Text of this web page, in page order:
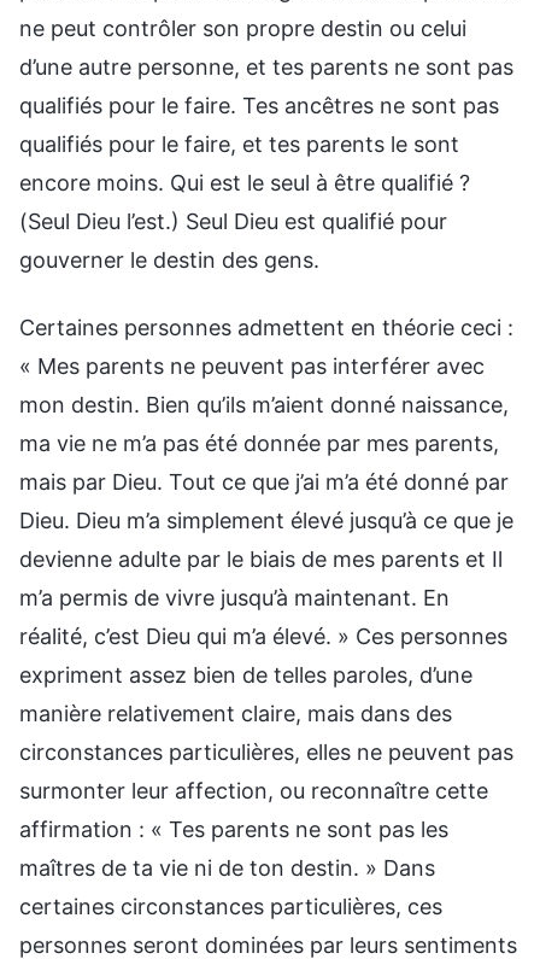
Certaines personnes admettent en théorie ceci :
« Mes parents ne peuvent pas interférer avec
mon destin. Bien qu’ils m’aient donné naissance,
ma vie ne m’a pas été donnée par mes parents,
mais par Dieu. Tout ce que j’ai m’a été donné par
Dieu. Dieu m’a simplement élevé jusqu’à ce que je
devienne adulte par le biais de mes parents et Il
m’a permis de vivre jusqu’à maintenant. En
réalité, c’est Dieu qui m’a élevé. » Ces personnes
expriment assez bien de telles paroles, d’une
manière relativement claire, mais dans des
circonstances particulières, elles ne peuvent pas
surmonter leur affection, ou reconnaître cette
affirmation : « Tes parents ne sont pas les
maîtres de ta vie ni de ton destin. » Dans
certaines circonstances particulières, ces
personnes seront dominées par leurs sentiments